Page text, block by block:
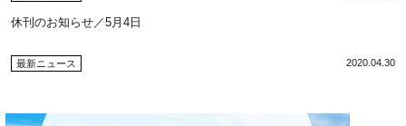
休刊のお知らせ／5月4日
最新ニュース 2020.04.30